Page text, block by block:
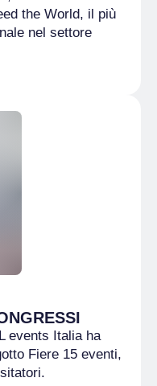
the World, il più
nel settore
events Italia ha
Fiere 15 eventi,